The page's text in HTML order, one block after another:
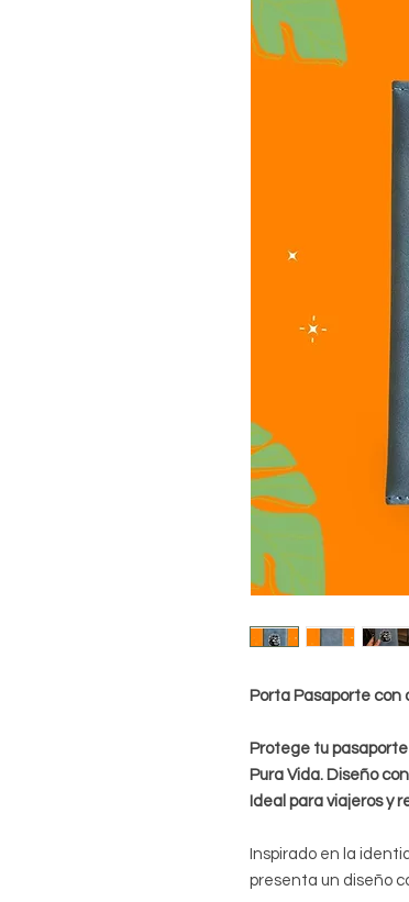
Porta Pasaporte con
Protege tu
Pura Vida. Diseño
Ideal para viajeros y
Inspirado en la
presenta un diseño